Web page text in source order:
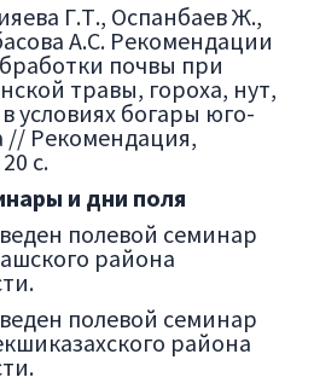
Г.Т., Оспанбаев Ж.,
А.С. Рекомендации
почвы при
травы, гороха, нут,
условиях богары юго-
// Рекомендация,
с.
и дни поля
полевой семинар
района
полевой семинар
района